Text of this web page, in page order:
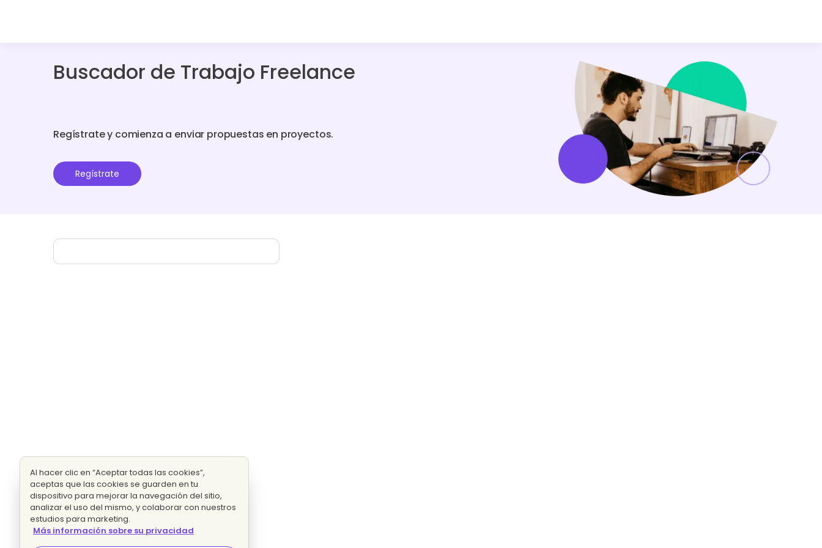
Buscador de Trabajo Freelance
Regístrate y comienza a enviar propuestas en proyectos.
Regístrate
Al hacer clic en “Aceptar todas las cookies”,
aceptas que las cookies se guarden en tu
dispositivo para mejorar la navegación del sitio,
analizar el uso del mismo, y colaborar con nuestros
estudios para marketing.
Más información sobre su privacidad